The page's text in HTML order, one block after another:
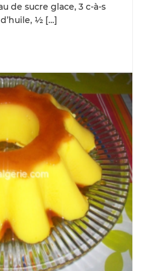
de sucre glace, 3 c-à-s
½ […]